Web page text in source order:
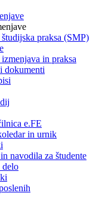
praksa (SMP)
in praksa
dokumenti
e.FE
in urnik
navodila za študente
delo